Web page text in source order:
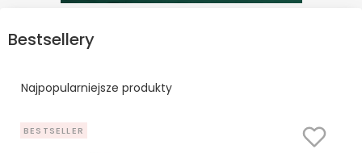
Bestsellery
Najpopularniejsze produkty
BESTSELLER